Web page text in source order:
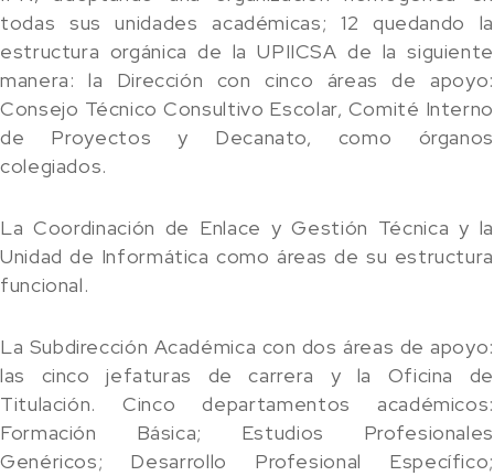
todas sus unidades académicas; 12 quedando la
estructura orgánica de la UPIICSA de la siguiente
manera: la Dirección con cinco áreas de apoyo:
Consejo Técnico Consultivo Escolar, Comité Interno
de Proyectos y Decanato, como órganos
colegiados.
La Coordinación de Enlace y Gestión Técnica y la
Unidad de Informática como áreas de su estructura
funcional.
La Subdirección Académica con dos áreas de apoyo:
las cinco jefaturas de carrera y la Oficina de
Titulación. Cinco departamentos académicos:
Formación Básica; Estudios Profesionales
Genéricos; Desarrollo Profesional Específico;